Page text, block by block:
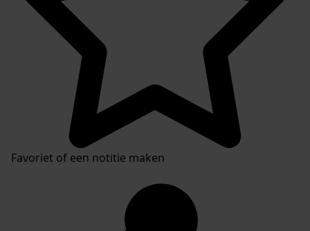
Favoriet of een notitie maken